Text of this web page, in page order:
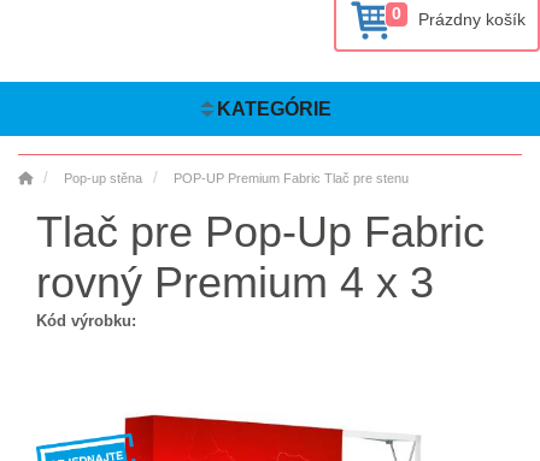
0 Prázdny košík
KATEGÓRIE
Pop-up stěna POP-UP Premium Fabric Tlač pre stenu
Tlač pre Pop-Up Fabric
rovný Premium 4 x 3
Kód výrobku: